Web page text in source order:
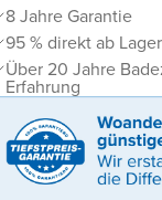
8 Jahre Garantie
95 % direkt ab
Über 20 Jahre
Erfahrung